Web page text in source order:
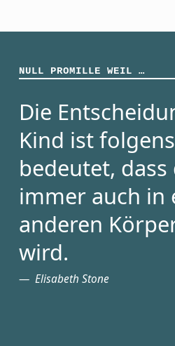
NULL PROMILLE WEIL …
Die
Kind ist
bedeutet,
immer auch in
anderen
wird.
Elisabeth Stone